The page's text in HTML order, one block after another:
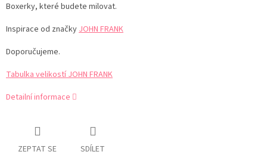
Boxerky, které budete milovat.
Inspirace od značkyJOHN FRANK
Doporučujeme.
Tabulka velikostí JOHN FRANK
Detailní informace
ZEPTAT SE SDÍLET